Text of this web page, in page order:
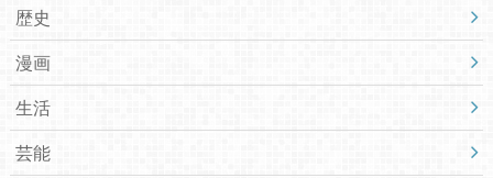
歴史
漫画
生活
芸能